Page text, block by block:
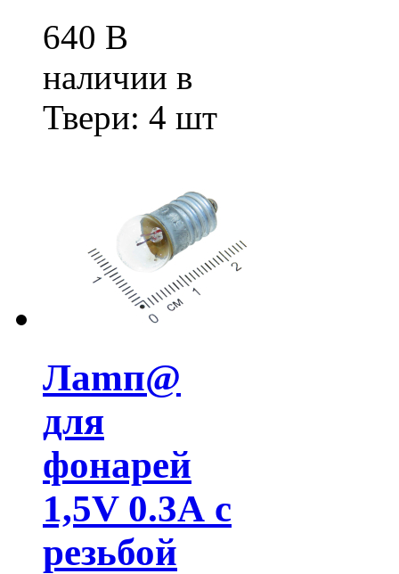
640 В
наличии в
Твери: 4 шт
Лamп@
для
фонарей
1,5V 0.3А с
резьбой